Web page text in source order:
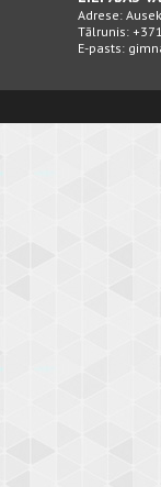
Adrese:
Tālrunis:
E-pasts: